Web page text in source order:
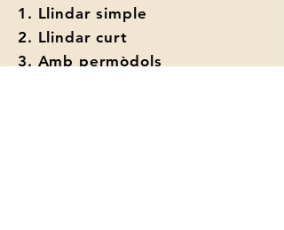
1. Llindar simple
2. Llindar curt
3. Amb permòdols